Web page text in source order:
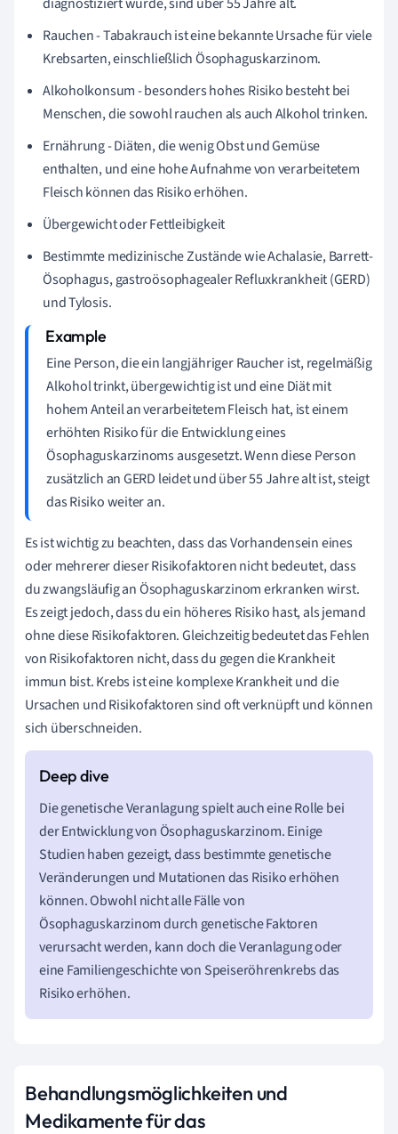
Rauchen - Tabakrauch ist eine bekannte Ursache für viele
Krebsarten, einschließlich Ösophaguskarzinom.
Alkoholkonsum - besonders hohes Risiko besteht bei
Menschen, die sowohl rauchen als auch Alkohol trinken.
Ernährung - Diäten, die wenig Obst und Gemüse
enthalten, und eine hohe Aufnahme von verarbeitetem
Fleisch können das Risiko erhöhen.
Übergewicht oder Fettleibigkeit
Bestimmte medizinische Zustände wie Achalasie, Barrett-
Ösophagus, gastroösophagealer Refluxkrankheit (GERD)
und Tylosis.
Eine Person, die ein langjähriger Raucher ist, regelmäßig
Alkohol trinkt, übergewichtig ist und eine Diät mit
hohem Anteil an verarbeitetem Fleisch hat, ist einem
erhöhten Risiko für die Entwicklung eines
Ösophaguskarzinoms ausgesetzt. Wenn diese Person
zusätzlich an GERD leidet und über 55 Jahre alt ist, steigt
das Risiko weiter an.
Es ist wichtig zu beachten, dass das Vorhandensein eines
oder mehrerer dieser Risikofaktoren nicht bedeutet, dass
du zwangsläufig an Ösophaguskarzinom erkranken wirst.
Es zeigt jedoch, dass du ein höheres Risiko hast, als jemand
ohne diese Risikofaktoren. Gleichzeitig bedeutet das Fehlen
von Risikofaktoren nicht, dass du gegen die Krankheit
immun bist. Krebs ist eine komplexe Krankheit und die
Ursachen und Risikofaktoren sind oft verknüpft und können
sich überschneiden.
Die genetische Veranlagung spielt auch eine Rolle bei
der Entwicklung von Ösophaguskarzinom. Einige
Studien haben gezeigt, dass bestimmte genetische
Veränderungen und Mutationen das Risiko erhöhen
können. Obwohl nicht alle Fälle von
Ösophaguskarzinom durch genetische Faktoren
verursacht werden, kann doch die Veranlagung oder
eine Familiengeschichte von Speiseröhrenkrebs das
Risiko erhöhen.
Behandlungsmöglichkeiten und
Medikamente für das